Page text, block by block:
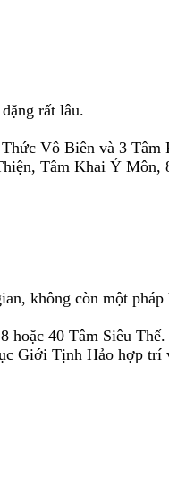
rất lâu.
Vô Biên và 3 Tâm
Tâm Khai Ý
không còn một
hoặc 40 Tâm Siêu
Giới Tịnh Hảo hợp trí